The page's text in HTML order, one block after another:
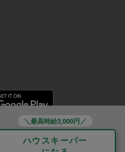
＼最高時給3,000円／
ハウスキーパー